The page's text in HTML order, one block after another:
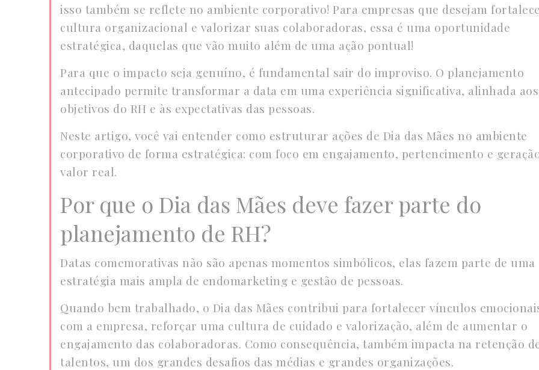
isso também se reflete no ambiente corporativo! Para empresas que desejam
cultura organizacional e valorizar suas colaboradoras, essa é uma oportunidade
estratégica, daquelas que vão muito além de uma ação pontual!
Para que o impacto seja genuíno, é fundamental sair do improviso. O planejamento
antecipado permite transformar a data em uma experiência significativa, alinhada aos
objetivos do RH e às expectativas das pessoas.
Neste artigo, você vai entender como estruturar ações de Dia das Mães no ambiente
corporativo de forma estratégica: com foco em engajamento, pertencimento e
valor real.
Por que o Dia das Mães deve fazer parte do
planejamento de RH?
Datas comemorativas não são apenas momentos simbólicos, elas fazem parte de uma
estratégia mais ampla de endomarketing e gestão de pessoas.
Quando bem trabalhado, o Dia das Mães contribui para fortalecer vínculos
com a empresa, reforçar uma cultura de cuidado e valorização, além de aumentar o
engajamento das colaboradoras. Como consequência, também impacta na retenção
talentos, um dos grandes desafios das médias e grandes organizações.